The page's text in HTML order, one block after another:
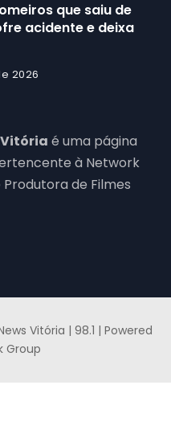
que saiu de
acidente e deixa
2026
Vitória é uma página
à Network
de Filmes
Vitória | 98.1 | Powered
Group